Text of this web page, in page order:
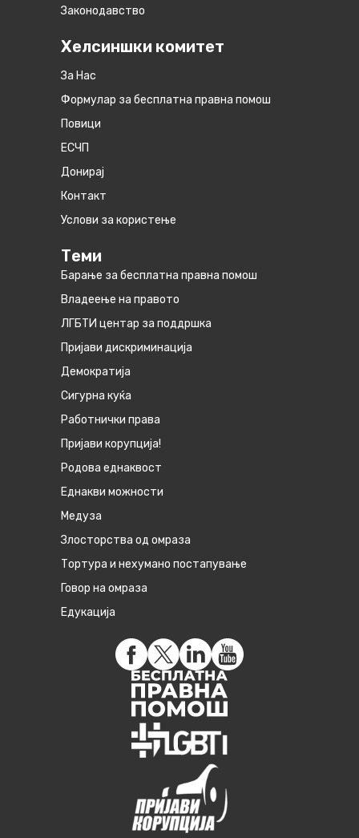
Законодавство
Хелсиншки комитет
За Нас
Формулар за бесплатна правна помош
Повици
ЕСЧП
Донирај
Контакт
Услови за користење
Теми
Барање за бесплатна правна помош
Владеење на правото
ЛГБТИ центар за поддршка
Пријави дискриминација
Демократија
Сигурна куќа
Работнички права
Пријави корупција!
Родова еднаквост
Eднакви можности
Медуза
Злосторства од омраза
Тортура и нехумано постапување
Говор на омраза
Едукација